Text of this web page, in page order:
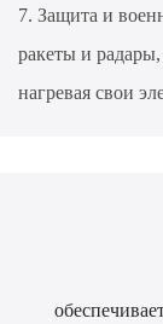
7. Защита и
ракеты и
нагревая свои